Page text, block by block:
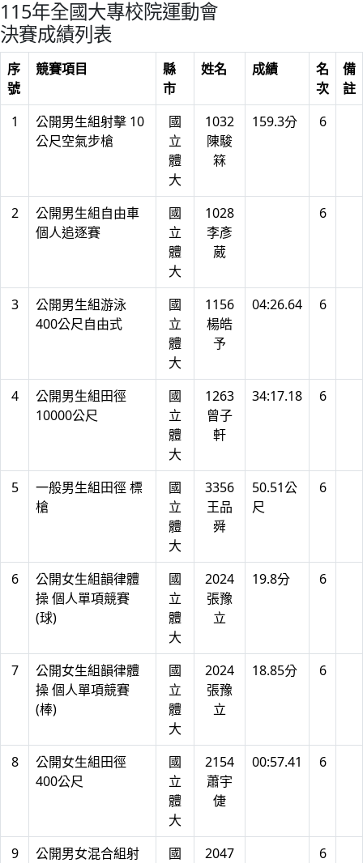
115年全國大專校院運動會
決賽成績列表
序
號
競賽項目
縣
市
姓名 成績
名
次
備
註
1
公開男生組射擊 10
公尺空氣步槍
國
立
體
大
1032
陳駿
箖
159.3分 6
2
公開男生組自由車
個人追逐賽
國
立
體
大
1028
李彥
葳
6
3
公開男生組游泳
400公尺自由式
國
立
體
大
1156
楊皓
予
04:26.64 6
4
公開男生組田徑
10000公尺
國
立
體
大
1263
曾子
軒
34:17.18 6
5
一般男生組田徑 標
槍
國
立
體
大
3356
王品
舜
50.51公
尺
6
6
公開女生組韻律體
操 個人單項競賽
(球)
國
立
體
大
2024
張豫
立
19.8分 6
7
公開女生組韻律體
操 個人單項競賽
(棒)
國
立
體
大
2024
張豫
立
18.85分 6
8
公開女生組田徑
400公尺
國
立
體
大
2154
蕭宇
倢
00:57.41 6
9
公開男女混合組射
國
2047
6